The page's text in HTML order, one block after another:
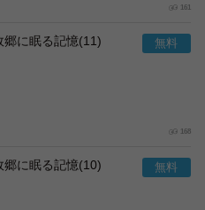
161
に眠る記憶(11)
168
に眠る記憶(10)